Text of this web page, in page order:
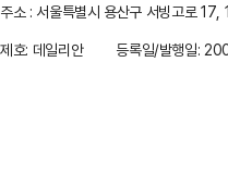
주소 : 서울특별시 용산구 서빙고로
제호: 데일리안
등록일/발행일: